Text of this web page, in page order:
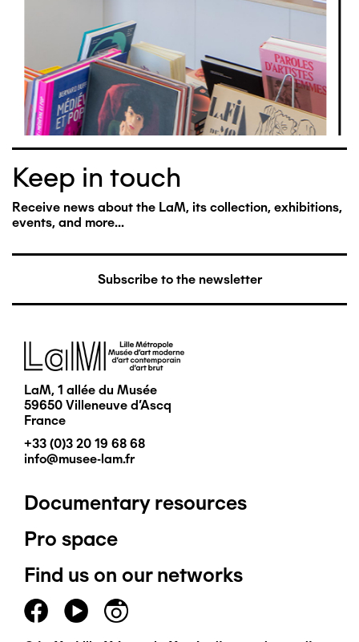
Keep in touch
Receive news about the LaM, its collection, exhibitions,
events, and more...
Subscribe to the newsletter
Image
LaM, 1 allée du Musée
59650 Villeneuve d'Ascq
France
+33 (0)3 20 19 68 68
info@musee-lam.fr
Pied
de
page
principal
Documentary resources
Pro space
Find us on our networks